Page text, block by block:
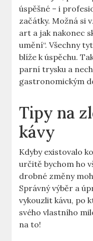
úspěšné ​– i
začátky. Možná⁣ si
art a jak nakonec
umění“. Všechny
blíže k úspěchu.
parní⁤ trysku a
gastronomickým
Tipy na
kávy
Kdyby existovalo
určitě bychom ho
drobné změny
Správný výběr a
vykouzlit kávu, po
svého vlastního
na to!